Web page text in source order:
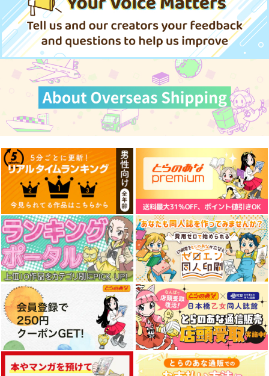
707円（税込）
アストラ×イヴリン
サンプル
作品詳細